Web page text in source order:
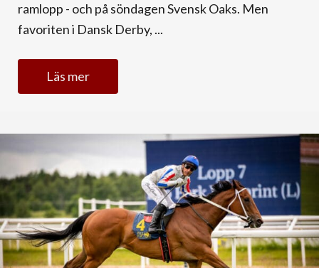
ramlopp - och på söndagen Svensk Oaks. Men
favoriten i Dansk Derby, ...
Läs mer